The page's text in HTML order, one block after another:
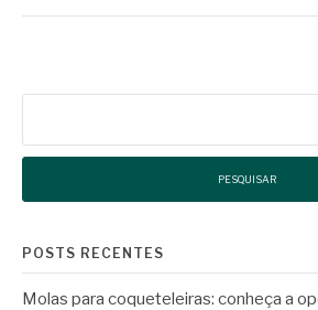
POSTS RECENTES
Molas para coqueteleiras: conheça a